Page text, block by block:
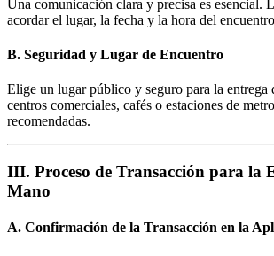
Una comunicación clara y precisa es esencial.
acordar el lugar, la fecha y la hora del
B. Seguridad y Lugar de Encuentro
Elige un lugar público y seguro para la entrega
centros comerciales, cafés o estaciones de
recomendadas.
III. Proceso de Transacción para la
Mano
A. Confirmación de la Transacción en la